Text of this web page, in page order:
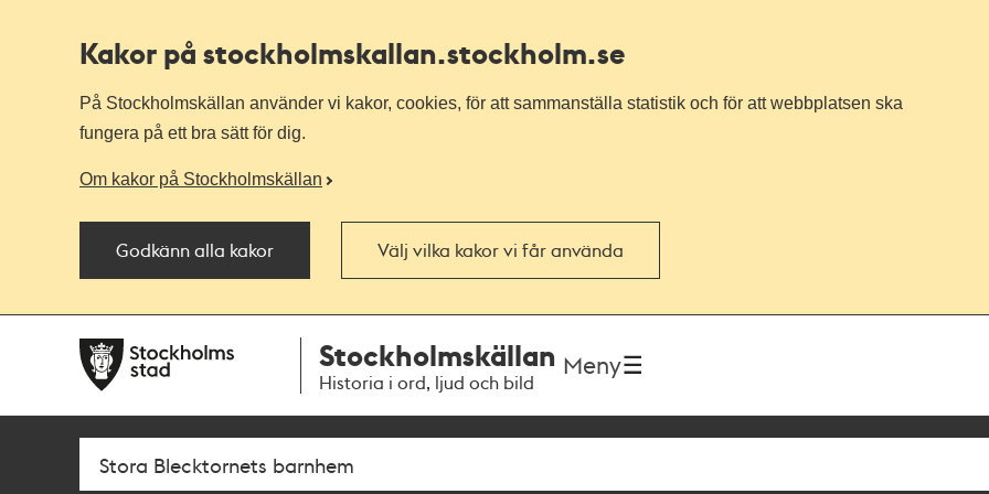
Kakor på stockholmskallan.stockholm.se
På Stockholmskällan använder vi kakor, cookies, för att sammanställa statistik och för att webbplatsen ska
fungera på ett bra sätt för dig.
Om kakor på Stockholmskällan
Godkänn alla kakor Välj vilka kakor vi får använda
navigationen
huvudinnehållet
Stockholmskällan
Historia i ord, ljud och bild
Meny
Sök